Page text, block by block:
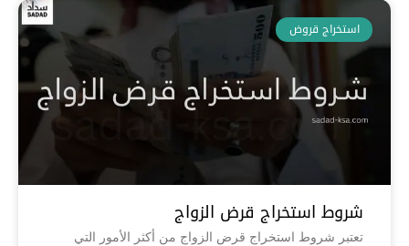
استخراج قروض
شروط استخراج قرض الزواج
تعتبر شروط استخراج قرض الزواج من أكثر الأمور التي